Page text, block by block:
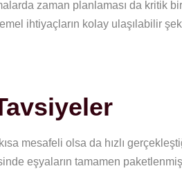
zaman planlaması da kritik
ihtiyaçların kolay ulaşılabilir
mesafeli olsa da hızlı
eşyaların tamamen